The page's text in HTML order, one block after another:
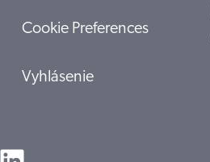
Cookie Preferences
Vyhlásenie